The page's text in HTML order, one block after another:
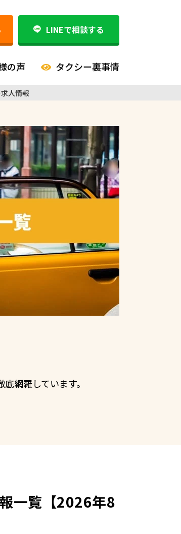
LINEで相談する
の声 タクシー裏事情
人情報
網羅しています。
一覧【2026年8